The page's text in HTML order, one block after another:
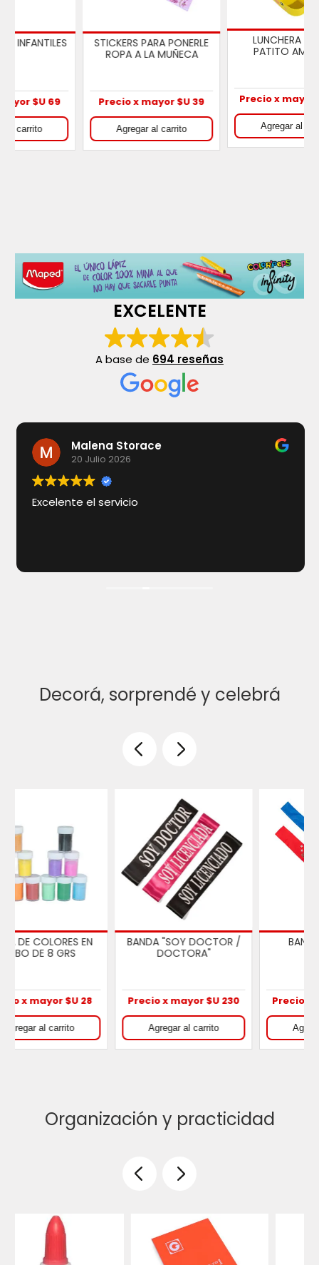
STICKERS PARA PONERLE
ROPA A LA MUÑECA
Precio x mayor $U 39
LUNCHERA TUPPER
PATITO AMARILLO
Precio x mayor $U 499
EXCELENTE
A base de 694 reseñas
Malena Storace
20 Julio 2026
Excelente el servicio
Decorá, sorprendé y celebrá
BANDA ME JUBILE
Precio x mayor $U 390
BANDA SOY DOCTOR
Precio x mayor $U 230
Organización y practicidad